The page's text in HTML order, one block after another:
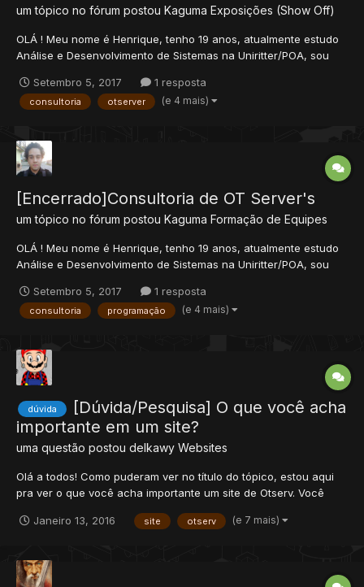
um tópico no fórum postou Kaguma Exposições (Show Off)
OLÁ ! Meu nome é Henrique, tenho 19 anos, atualmente estudo
Análise e Desenvolvimento de Sistemas na Uniritter/POA, sou
sistemas e estou aqui hoje para oferecer meus serviços de
consultoria em otserver para aqu...
Setembro 5, 2017 1 resposta
consultoria otserver (e 4 mais)
[Encerrado]Consultoria de OT Server's
um tópico no fórum postou Kaguma Formação de Equipes
OLÁ ! Meu nome é Henrique, tenho 19 anos, atualmente estudo
Análise e Desenvolvimento de Sistemas na Uniritter/POA, sou
sistemas e estou aqui hoje para oferecer meus serviços de
consultoria em otserver para aqu...
Setembro 5, 2017 1 resposta
consultoria programação (e 4 mais)
dúvida
[Dúvida/Pesquisa] O que você acha
importante em um site?
uma questão postou delkawy Websites
Olá a todos! Como puderam ver no título do tópico, estou aqui
pra ver o que você acha importante um site de Otserv. Você
seja, por exemplo: "Um sistema que informe o meu desempenho
Janeiro 13, 2016 site otserv (e 7 mais)